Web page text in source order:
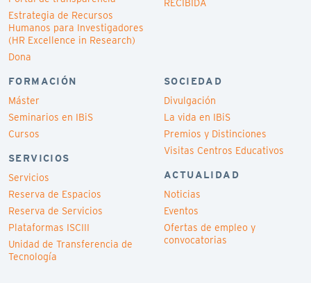
Estrategia de Recursos
Humanos para Investigadores
(HR Excellence in Research)
Dona
RECIBIDA
FORMACIÓN
Máster
Seminarios en IBiS
Cursos
SERVICIOS
Servicios
Reserva de Espacios
Reserva de Servicios
Plataformas ISCIII
Unidad de Transferencia de
Tecnología
SOCIEDAD
Divulgación
La vida en IBiS
Premios y Distinciones
Visitas Centros Educativos
ACTUALIDAD
Noticias
Eventos
Ofertas de empleo y
convocatorias